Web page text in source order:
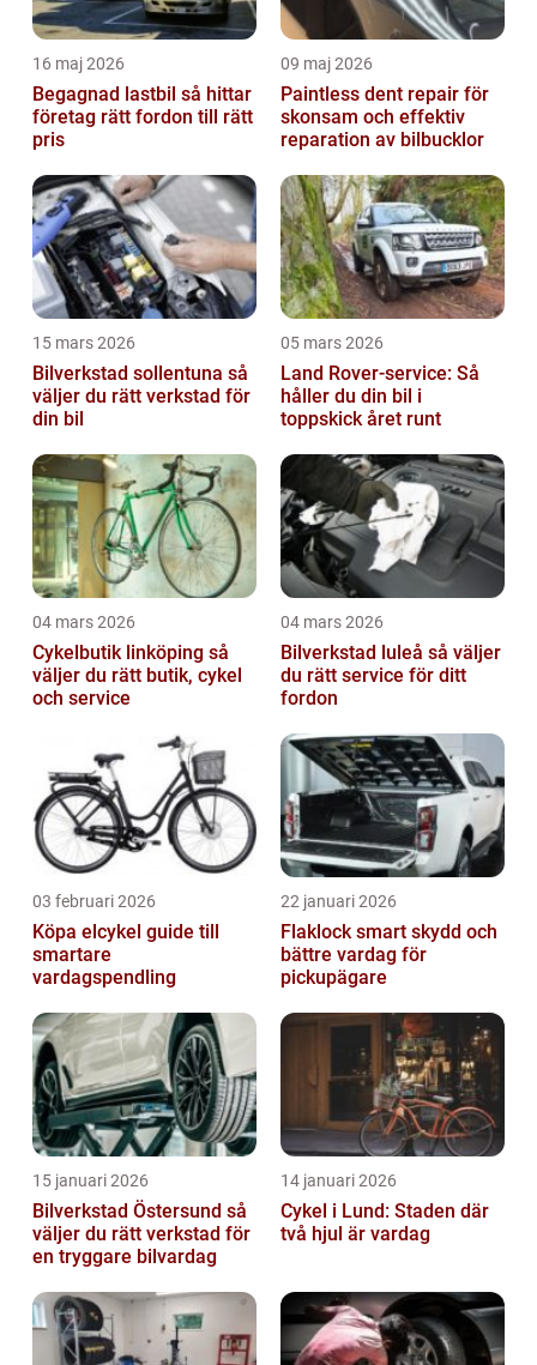
16 maj 2026
Begagnad lastbil så hittar
företag rätt fordon till rätt
pris
09 maj 2026
Paintless dent repair för
skonsam och effektiv
reparation av bilbucklor
15 mars 2026
Bilverkstad sollentuna så
väljer du rätt verkstad för
din bil
05 mars 2026
Land Rover-service: Så
håller du din bil i
toppskick året runt
04 mars 2026
Cykelbutik linköping så
väljer du rätt butik, cykel
och service
04 mars 2026
Bilverkstad luleå så väljer
du rätt service för ditt
fordon
03 februari 2026
Köpa elcykel guide till
smartare
vardagspendling
22 januari 2026
Flaklock smart skydd och
bättre vardag för
pickupägare
15 januari 2026
Bilverkstad Östersund så
väljer du rätt verkstad för
en tryggare bilvardag
14 januari 2026
Cykel i Lund: Staden där
två hjul är vardag